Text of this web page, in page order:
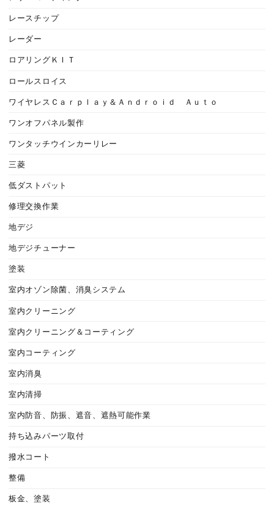
レースチップ
レーダー
ロアリングＫＩＴ
ロールスロイス
ワイヤレスＣａｒｐｌａｙ＆Ａｎｄｒｏｉｄ Ａｕｔｏ
ワンオフパネル製作
ワンタッチウインカーリレー
三菱
低ダストパット
修理交換作業
地デジ
地デジチューナー
塗装
室内オゾン除菌、消臭システム
室内クリーニング
室内クリーニング＆コーティング
室内コーティング
室内消臭
室内清掃
室内防音、防振、遮音、遮熱可能作業
持ち込みパーツ取付
撥水コート
整備
板金、塗装